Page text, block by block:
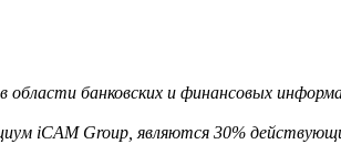
банковских и финансовых
iCAM Group, являются 30%